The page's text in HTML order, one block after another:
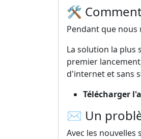
🛠️ Comment
Pendant que
La solution la
premier
d'internet et sans
Télécharger
✉️ Un
Avec les nouvelles